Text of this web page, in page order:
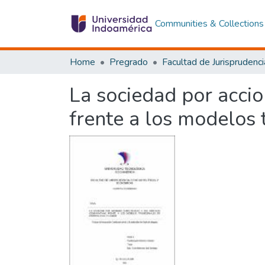
Communities & Collections
Home Pregrado
La sociedad por
frente a los modelos